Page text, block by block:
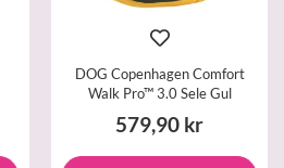
DOG Copenhagen Comfort
Walk Pro™ 3.0 Sele Gul
579,90 kr